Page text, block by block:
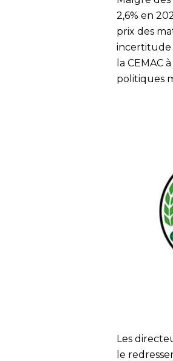
2,6% en
prix des
incertitude
la
politiques
Les
le